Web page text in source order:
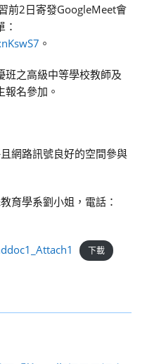
前2日寄發GoogleMeet會
。
班之高級中等學校教師及
名參加。
網路訊號良好的空間參與
育學系劉小姐，電話：
下載